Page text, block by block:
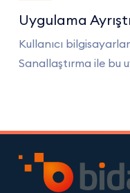
Uygulama
Kullanıcı
Sanallaştırma ile bu